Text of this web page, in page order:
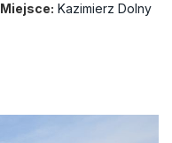
Miejsce: Kazimierz Dolny